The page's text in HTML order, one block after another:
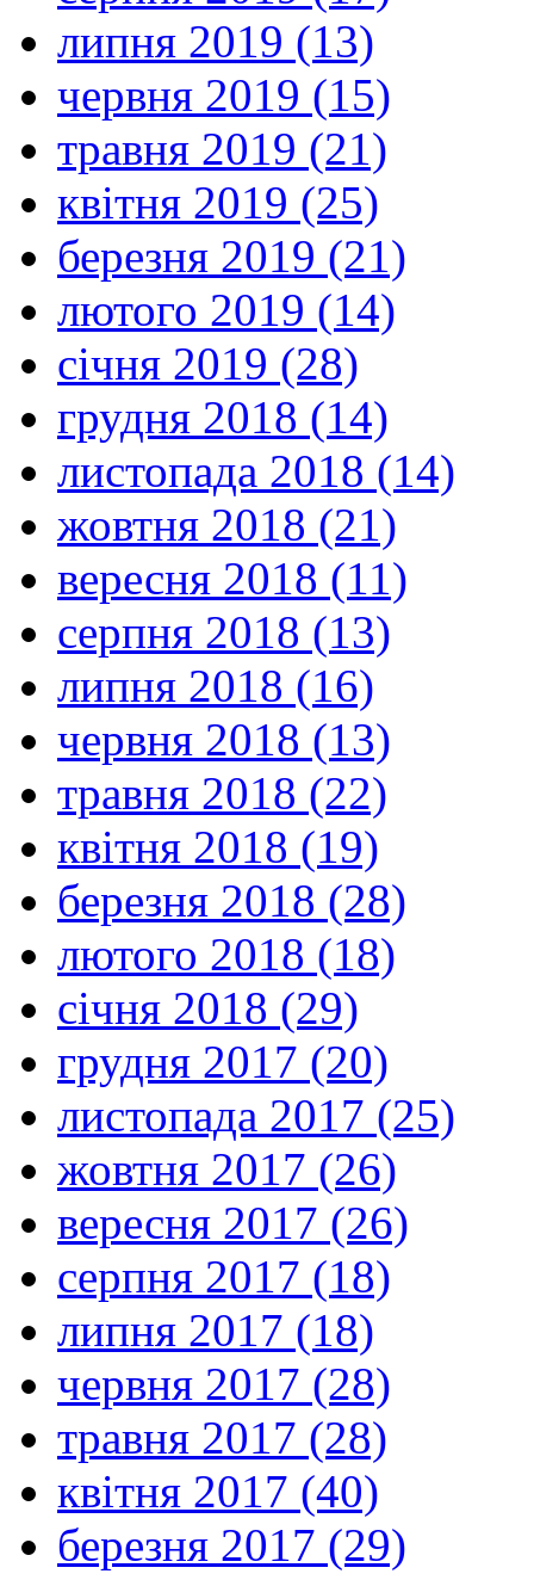
липня 2019 (13)
червня 2019 (15)
травня 2019 (21)
квітня 2019 (25)
березня 2019 (21)
лютого 2019 (14)
січня 2019 (28)
грудня 2018 (14)
листопада 2018 (14)
жовтня 2018 (21)
вересня 2018 (11)
серпня 2018 (13)
липня 2018 (16)
червня 2018 (13)
травня 2018 (22)
квітня 2018 (19)
березня 2018 (28)
лютого 2018 (18)
січня 2018 (29)
грудня 2017 (20)
листопада 2017 (25)
жовтня 2017 (26)
вересня 2017 (26)
серпня 2017 (18)
липня 2017 (18)
червня 2017 (28)
травня 2017 (28)
квітня 2017 (40)
березня 2017 (29)